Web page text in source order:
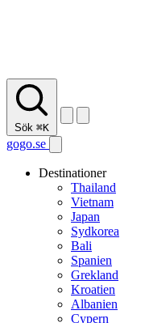
Sök ⌘K
gogo.se
Destinationer
Thailand
Vietnam
Japan
Sydkorea
Bali
Spanien
Grekland
Kroatien
Albanien
Cypern